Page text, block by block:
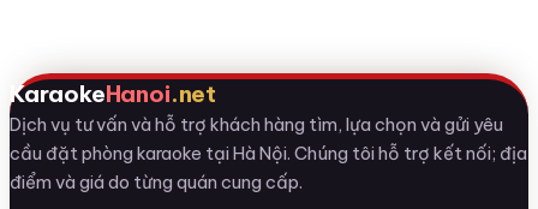
KaraokeHanoi.net
Dịch vụ tư vấn và hỗ trợ khách hàng tìm, lựa chọn và gửi yêu
cầu đặt phòng karaoke tại Hà Nội. Chúng tôi hỗ trợ kết nối; địa
điểm và giá do từng quán cung cấp.